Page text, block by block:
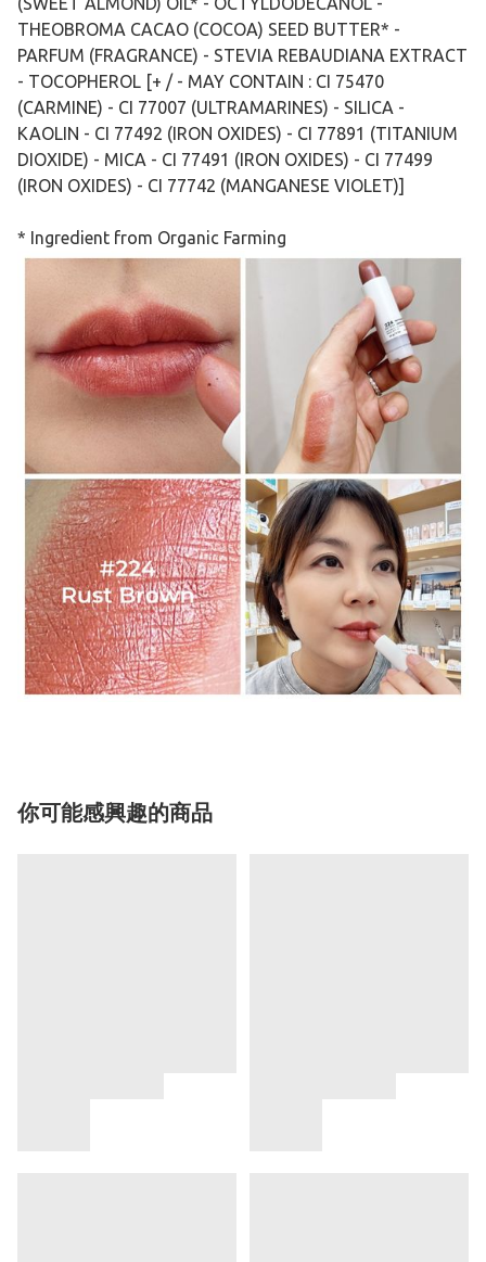
THEOBROMA CACAO (COCOA) SEED BUTTER* -
PARFUM (FRAGRANCE) - STEVIA REBAUDIANA EXTRACT
- TOCOPHEROL [+ / - MAY CONTAIN : CI 75470
(CARMINE) - CI 77007 (ULTRAMARINES) - SILICA -
KAOLIN - CI 77492 (IRON OXIDES) - CI 77891 (TITANIUM
DIOXIDE) - MICA - CI 77491 (IRON OXIDES) - CI 77499
(IRON OXIDES) - CI 77742 (MANGANESE VIOLET)]
* Ingredient from Organic Farming
你可能感興趣的商品